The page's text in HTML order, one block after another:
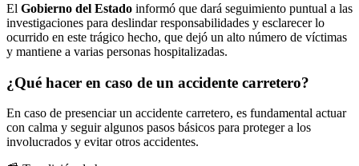
El Gobierno del Estado informó que dará seguimiento puntual a las
investigaciones para deslindar responsabilidades y esclarecer lo
ocurrido en este trágico hecho, que dejó un alto número de víctimas
y mantiene a varias personas hospitalizadas.
¿Qué hacer en caso de un accidente carretero?
En caso de presenciar un accidente carretero, es fundamental actuar
con calma y seguir algunos pasos básicos para proteger a los
involucrados y evitar otros accidentes.